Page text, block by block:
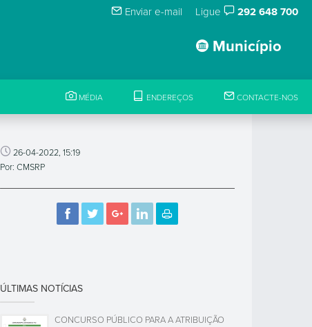
Enviar e-mail Ligue 292 648 700
Município
MÉDIA ENDEREÇOS CONTACTE-NOS
26-04-2022, 15:19
Por: CMSRP
ÚLTIMAS NOTÍCIAS
CONCURSO PÚBLICO PARA A ATRIBUIÇÃO